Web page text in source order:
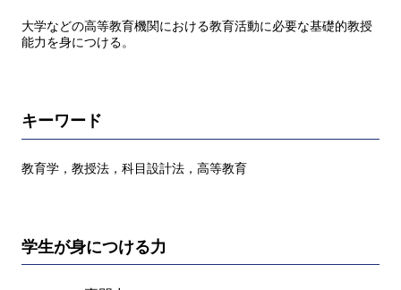
大学などの高等教育機関における教育活動に必要な基礎的教授
能力を身につける。
キーワード
教育学，教授法，科目設計法，高等教育
学生が身につける力